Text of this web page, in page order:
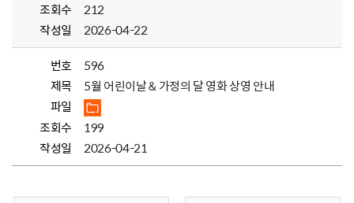
조회수
212
작성일
2026-04-22
번호
596
제목
5월 어린이날 & 가정의 달 영화 상영 안내
파일
조회수
199
작성일
2026-04-21